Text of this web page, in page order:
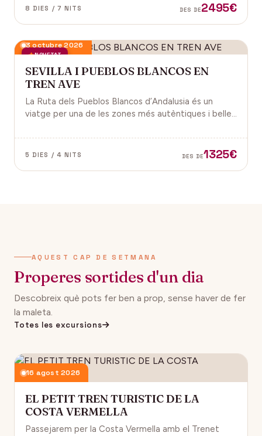
8 DIES / 7 NITS DES DE2495€
NOVETAT
3 octubre 2026
SEVILLA I PUEBLOS BLANCOS EN
TREN AVE
La Ruta dels Pueblos Blancos d’Andalusia és un
viatge per una de les zones més autèntiques i belles
Cadis i Màlaga. Vens amb nosaltres?
5 DIES / 4 NITS DES DE1325€
AQUEST CAP DE SETMANA
Properes sortides d'un dia
Descobreix què pots fer ben a prop, sense haver de fer
la maleta.
Totes les excursions
16 agost 2026
EL PETIT TREN TURISTIC DE LA
COSTA VERMELLA
Passejarem per la Costa Vermella amb el Trenet